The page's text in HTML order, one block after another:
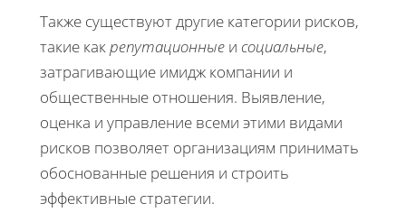
Также существуют другие категории рисков,
такие какрепутационные и социальные,
затрагивающие имидж компании и
общественные отношения. Выявление,
оценка и управление всеми этими видами
рисков позволяет организациям принимать
обоснованные решения и строить
эффективные стратегии.